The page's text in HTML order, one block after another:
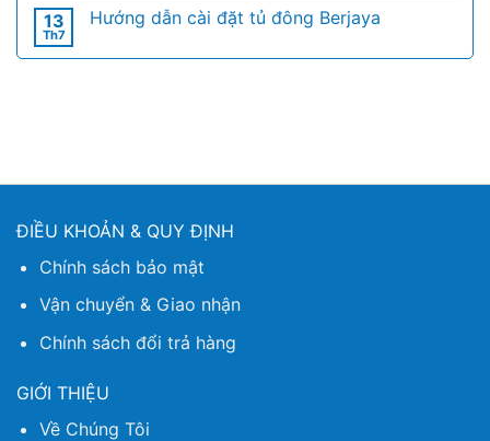
13
Th7
Hướng dẫn cài đặt tủ đông Berjaya
ĐIỀU KHOẢN & QUY ĐỊNH
Chính sách bảo mật
Vận chuyển & Giao nhận
Chính sách đổi trả hàng
GIỚI THIỆU
Về Chúng Tôi